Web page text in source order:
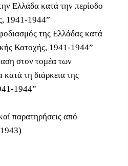
Ελλάδα κατά την περίοδο
1941-1944”
της Ελλάδας κατά
Κατοχής, 1941-1944”
στον τομέα των
τη διάρκεια της
1944”
παρατηρήσεις από